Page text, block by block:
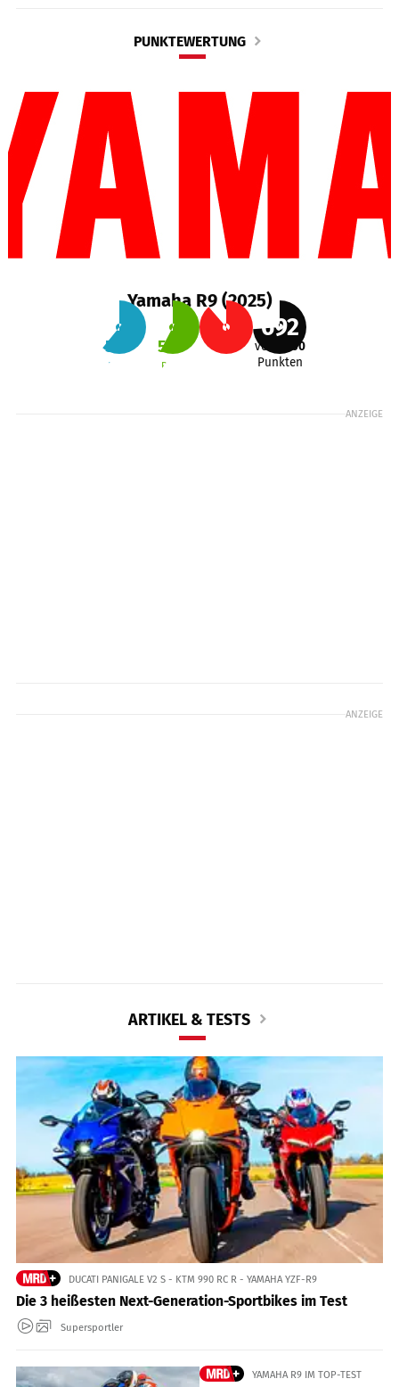
PUNKTEWERTUNG
Yamaha R9 (2025)
57 %
Alltag
54 %
Reise
83 %
692
von
1000
Punkten
ANZEIGE
ANZEIGE
ARTIKEL & TESTS
DUCATI PANIGALE V2 S - KTM 990 RC R - YAMAHA YZF-R9
Die 3 heißesten Next-Generation-Sportbikes im Test
Supersportler
YAMAHA R9 IM TOP-TEST